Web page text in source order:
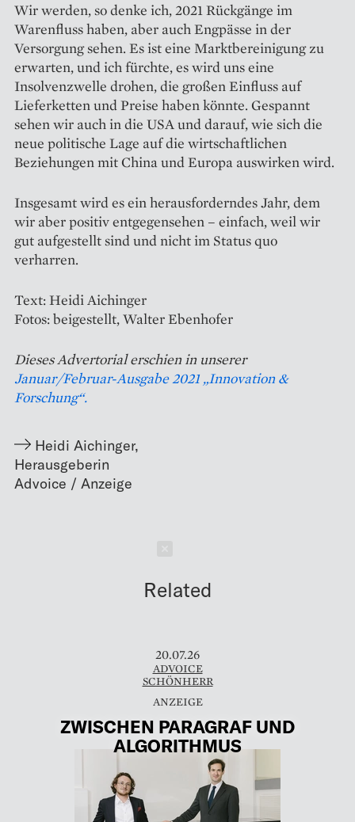
Wir werden, so denke ich, 2021 Rückgänge im
Warenfluss haben, aber auch Engpässe in der
Versorgung sehen. Es ist eine Marktbereinigung zu
erwarten, und ich fürchte, es wird uns eine
Insolvenzwelle drohen, die großen Einfluss auf
Lieferketten und Preise haben könnte. Gespannt
sehen wir auch in die USA und darauf, wie sich die
neue politische Lage auf die wirtschaftlichen
Beziehungen mit China und Europa auswirken wird.
Insgesamt wird es ein herausforderndes Jahr, dem
wir aber positiv entgegensehen – einfach, weil wir
gut aufgestellt sind und nicht im Status quo
verharren.
Text: Heidi Aichinger
Fotos: beigestellt, Walter Ebenhofer
Dieses Advertorial erschien in unserer
Januar/Februar-Ausgabe 2021 „Innovation &
Forschung“.
Heidi Aichinger,
Herausgeberin
Related
20.07.26
ADVOICE
SCHÖNHERR
ZWISCHEN PARAGRAF UND
ALGORITHMUS